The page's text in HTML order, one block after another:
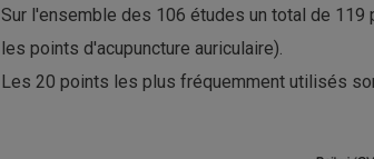
Sur l'ensemble des 106 études un total de
les points d'acupuncture auriculaire).
Les 20 points les plus fréquemment utilisés